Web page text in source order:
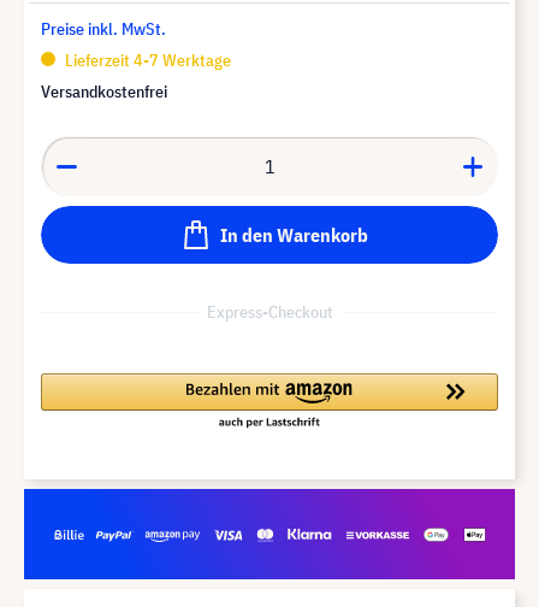
Preise inkl. MwSt.
Lieferzeit 4-7 Werktage
Versandkostenfrei
In den Warenkorb
Express-Checkout